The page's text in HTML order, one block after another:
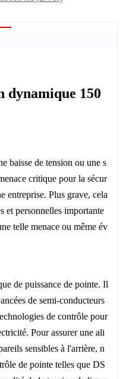
dynamique 150
baisse de tension ou une s
critique pour la sécur
entreprise. Plus grave, cela
et personnelles importante
telle menace ou même év
de puissance de pointe. Il
de semi-conducteurs
de contrôle pour
Pour assurer une ali
sensibles à l'arrière, n
de pointe telles que DS